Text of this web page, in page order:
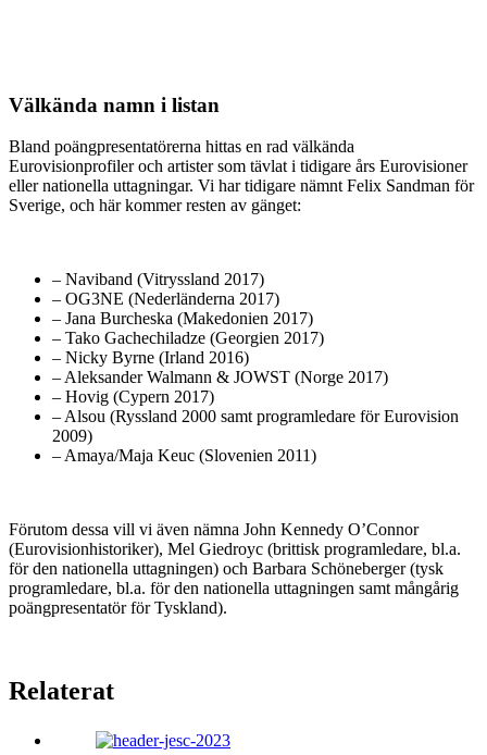
Välkända namn i listan
Bland poängpresentatörerna hittas en rad välkända
Eurovisionprofiler och artister som tävlat i tidigare års Eurovisioner
eller nationella uttagningar. Vi har tidigare nämnt Felix Sandman för
Sverige, och här kommer resten av gänget:
– Naviband (Vitryssland 2017)
– OG3NE (Nederländerna 2017)
– Jana Burcheska (Makedonien 2017)
– Tako Gachechiladze (Georgien 2017)
– Nicky Byrne (Irland 2016)
– Aleksander Walmann & JOWST (Norge 2017)
– Hovig (Cypern 2017)
– Alsou (Ryssland 2000 samt programledare för Eurovision
2009)
– Amaya/Maja Keuc (Slovenien 2011)
Förutom dessa vill vi även nämna John Kennedy O’Connor
(Eurovisionhistoriker), Mel Giedroyc (brittisk programledare, bl.a.
för den nationella uttagningen) och Barbara Schöneberger (tysk
programledare, bl.a. för den nationella uttagningen samt mångårig
poängpresentatör för Tyskland).
Relaterat